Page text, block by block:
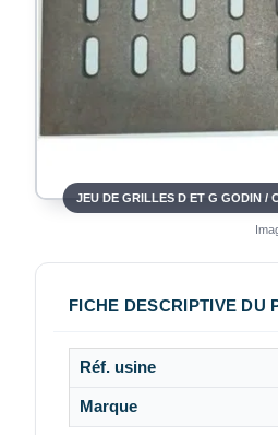
FICHE DESCRIPTIVE DU
Réf. usine
Marque